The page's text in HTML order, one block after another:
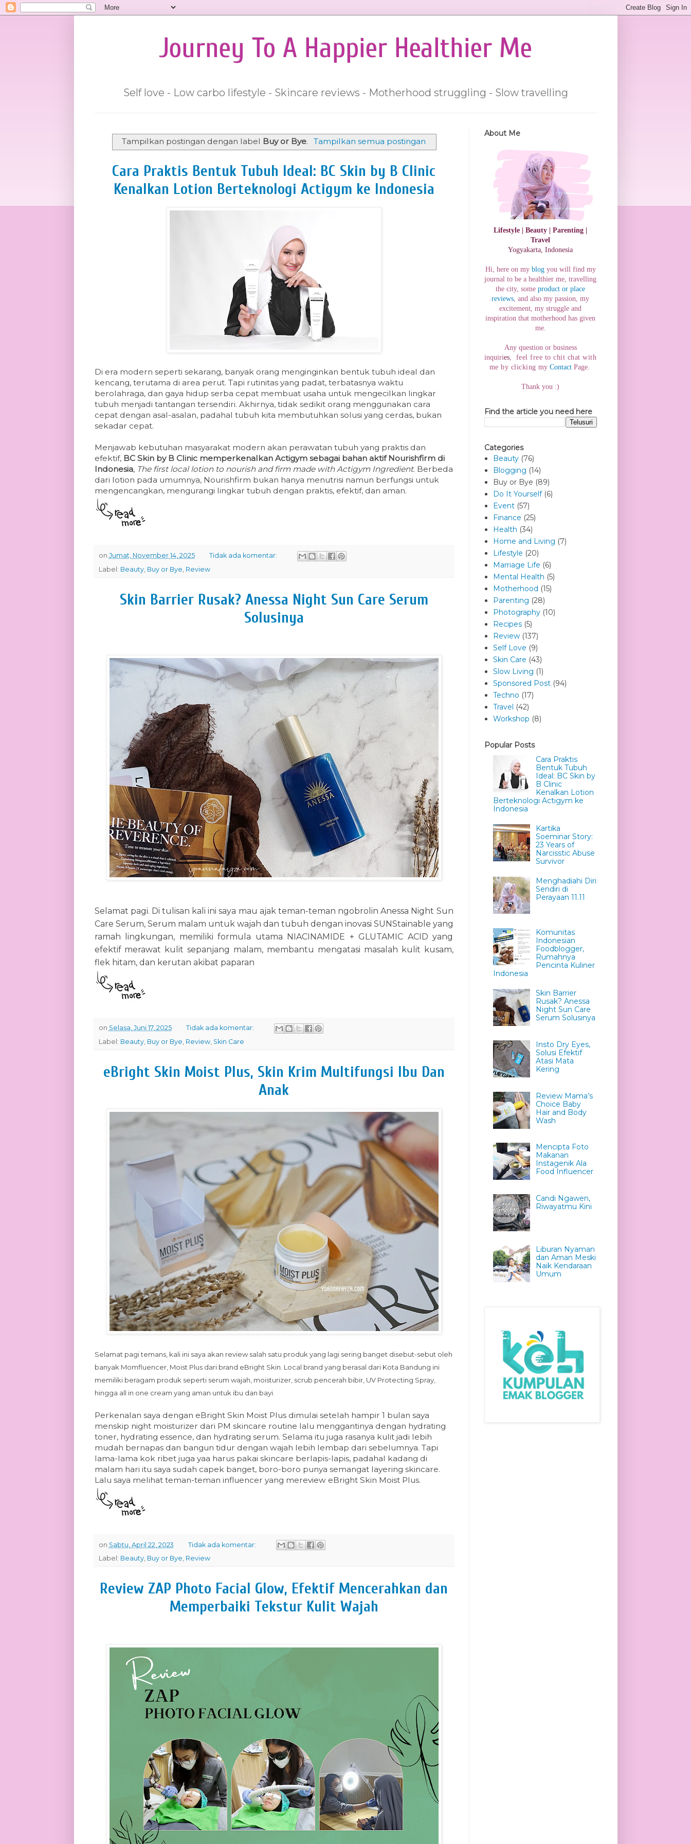
Journey To A Happier Healthier Me
Self love - Low carbo lifestyle - Skincare reviews - Motherhood struggling - Slow travelling
Tampilkan postingan dengan label Buy or Bye. Tampilkan semua postingan
Cara Praktis Bentuk Tubuh Ideal: BC Skin by B Clinic
Kenalkan Lotion Berteknologi Actigym ke Indonesia
Di era modern seperti sekarang, banyak orang menginginkan bentuk tubuh ideal dan
kencang, terutama di area perut. Tapi rutinitas yang padat, terbatasnya waktu
berolahraga, dan gaya hidup serba cepat membuat usaha untuk mengecilkan lingkar
tubuh menjadi tantangan tersendiri. Akhirnya, tidak sedikit orang menggunakan cara
cepat dengan asal-asalan, padahal tubuh kita membutuhkan solusi yang cerdas, bukan
sekadar cepat.
Menjawab kebutuhan masyarakat modern akan perawatan tubuh yang praktis dan
efektif, BC Skin by B Clinic memperkenalkan Actigym sebagai bahan aktif Nourishfirm di
Indonesia, The first local lotion to nourish and firm made with Actigym Ingredient. Berbeda
dari lotion pada umumnya, Nourishfirm bukan hanya menutrisi namun berfungsi untuk
mengencangkan, mengurangi lingkar tubuh dengan praktis, efektif, dan aman.
on Jumat, November 14, 2025
Tidak ada komentar:
Label: Beauty, Buy or Bye Review
Skin Barrier Rusak? Anessa Night Sun Care Serum
Solusinya
Selamat pagi. Di tulisan kali ini saya mau ajak teman-teman ngobrolin Anessa Night Sun
Care Serum, Serum malam untuk wajah dan tubuh dengan inovasi SUNStainable yang
ramah lingkungan, memiliki formula utama NIACINAMIDE + GLUTAMIC ACID yang
efektif merawat kulit sepanjang malam, membantu mengatasi masalah kulit kusam,
flek hitam, dan kerutan akibat paparan
on Selasa, Juni 17, 2025
Tidak ada komentar:
Label: Beauty, Buy or Bye, Review, Skin Care
eBright Skin Moist Plus, Skin Krim Multifungsi Ibu Dan
Anak
Selamat pagi temans, kali ini saya akan review salah satu produk yang lagi sering banget disebut-sebut oleh
banyak Momfluencer, Moist Plus dari brand eBright Skin. Local brand yang berasal dari Kota Bandung ini
memiliki beragam produk seperti serum wajah, moisturizer, scrub pencerah bibir, UV Protecting Spray,
hingga all in one cream yang aman untuk ibu dan bayi.
Perkenalan saya dengan eBright Skin Moist Plus dimulai setelah hampir 1 bulan saya
menskip night moisturizer dari PM skincare routine lalu menggantinya dengan hydrating
toner, hydrating essence, dan hydrating serum. Selama itu juga rasanya kulit jadi lebih
mudah bernapas dan bangun tidur dengan wajah lebih lembap dari sebelumnya. Tapi
lama-lama kok ribet juga yaa harus pakai skincare berlapis-lapis, padahal kadang di
malam hari itu saya sudah capek banget, boro-boro punya semangat layering skincare.
Lalu saya melihat teman-teman influencer yang mereview eBright Skin Moist Plus.
on Sabtu, April 22, 2023
Tidak ada komentar:
Label: Beauty, Buy or Bye, Review
Review ZAP Photo Facial Glow, Efektif Mencerahkan dan
Memperbaiki Tekstur Kulit Wajah
About Me
Lifestyle | Beauty | Parenting |
Travel
Yogyakarta, Indonesia
Hi, here on my blogyou will find my
journal to be a healthier me, travelling
the city, some product or place
reviews , and also my passion, my
excitement, my struggle and
inspiration that motherhood has given
me.
Any question or business
inquiries feel free to chit chat with
me by clicking my ContactPage.
Thank you :)
Find the article you need here
Categories
Beauty (76)
Blogging (14)
Buy or Bye (89)
Do It Yourself (6)
Event (57)
Finance (25)
Health (34)
Home and Living (7)
Lifestyle (20)
Marriage Life (6)
Mental Health (5)
Motherhood (15)
Parenting (28)
Photography (10)
Recipes (5)
Review (137)
Self Love (9)
Skin Care (43)
Slow Living (1)
Sponsored Post (94)
Techno (17)
Travel (42)
Workshop (8)
Popular Posts
Cara Praktis
Bentuk Tubuh
Ideal: BC Skin by
B Clinic
Kenalkan Lotion
Berteknologi Actigym ke
Indonesia
Kartika
Soeminar Story:
23 Years of
Narcisstic Abuse
Survivor
Menghadiahi Diri
Sendiri di
Perayaan 11.11
Komunitas
Indonesian
Foodblogger,
Rumahnya
Pencinta Kuliner
Indonesia
Skin Barrier
Rusak? Anessa
Night Sun Care
Serum Solusinya
Insto Dry Eyes,
Solusi Efektif
Atasi Mata
Kering
Review Mama’s
Choice Baby
Hair and Body
Wash
Mencipta Foto
Makanan
Instagenik Ala
Food Influencer
Candi Ngawen,
Riwayatmu Kini
Liburan Nyaman
dan Aman Meski
Naik Kendaraan
Umum